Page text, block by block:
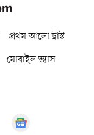
প্রথম আলো ট্রাস্ট
মোবাইল ভ্যাস